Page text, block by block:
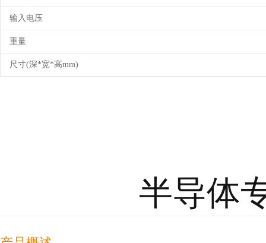
输入电压
重量
尺寸(深*宽*高mm)
半导体